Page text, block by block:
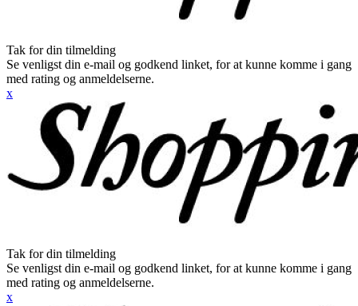
Tak for din tilmelding
Se venligst din e-mail og godkend linket, for at kunne komme i gang
med rating og anmeldelserne.
x
Tak for din tilmelding
Se venligst din e-mail og godkend linket, for at kunne komme i gang
med rating og anmeldelserne.
x